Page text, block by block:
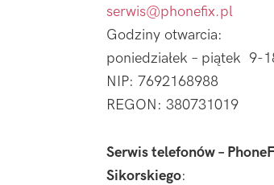
serwis@phonefix.pl
Godziny otwarcia:
poniedziałek – piątek 9-
NIP: 7692168988
REGON: 380731019
Serwis telefonów –
Sikorskiego: